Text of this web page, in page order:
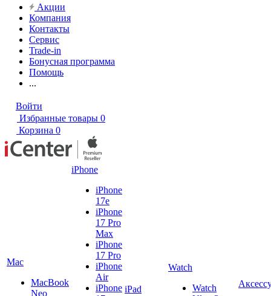
Акции
Компания
Контакты
Сервис
Trade-in
Бонусная программа
Помощь
...
Войти
Избранные товары 0
Корзина 0
Mac
MacBook
Neo
iPhone
iPhone
17e
iPhone
17 Pro
Max
iPhone
17 Pro
iPhone
Air
iPhone iPad
Watch
Watch